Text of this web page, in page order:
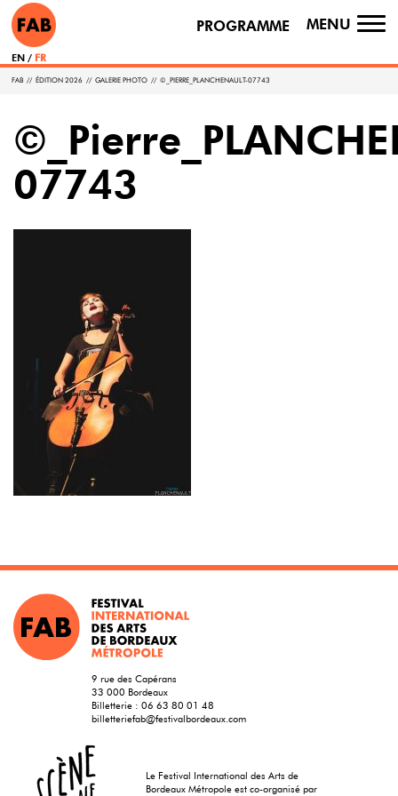
PROGRAMME MENU
EN FR
FAB // ÉDITION 2026 // GALERIE PHOTO // ©_PIERRE_PLANCHENAULT-07743
07743
9 rue des Capérans
33 000 Bordeaux
Billetterie : 06 63 80 01 48
billetteriefab@festivalbordeaux.com
Le Festival International des Arts de
Bordeaux Métropole est co-organisé par